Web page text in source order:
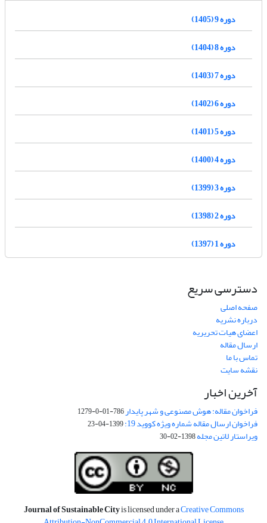
دوره 9 (1405)
دوره 8 (1404)
دوره 7 (1403)
دوره 6 (1402)
دوره 5 (1401)
دوره 4 (1400)
دوره 3 (1399)
دوره 2 (1398)
دوره 1 (1397)
دسترسی سریع
صفحه اصلی
درباره نشریه
اعضای هیات تحریریه
ارسال مقاله
تماس با ما
نقشه سایت
آخرین اخبار
فراخوان مقاله: هوش مصنوعی و شهر پایدار786-01-0-1279
فراخوان ارسال مقاله شماره ویژه کووید 19: 1399-04-23
ویراستار لاتین مجله1398-02-30
Journal of Sustainable Cityis licensed under aCreative Commons